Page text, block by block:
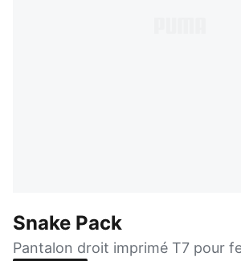
Snake Pack
Pantalon droit imprimé T7 pour